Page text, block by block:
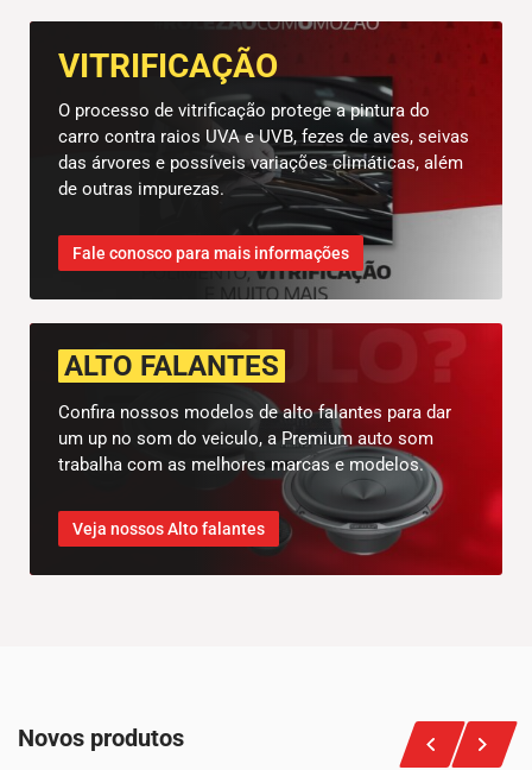
VITRIFICAÇÃO
O processo de vitrificação protege a pintura do
carro contra raios UVA e UVB, fezes de aves, seivas
das árvores e possíveis variações climáticas, além
de outras impurezas.
Fale conosco para mais informações
ALTO FALANTES
Confira nossos modelos de alto falantes para dar
um up no som do veiculo, a Premium auto som
trabalha com as melhores marcas e modelos.
Veja nossos Alto falantes
Novos produtos